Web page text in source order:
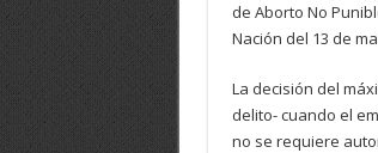
de Aborto No
Nación del 13 de
La decisión del
delito- cuando el
no se requiere